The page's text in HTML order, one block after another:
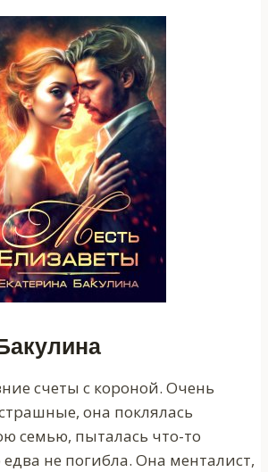
счеты с короной. Очень
она поклялась
семью, пыталась что-то
едва не погибла. Она менталист,